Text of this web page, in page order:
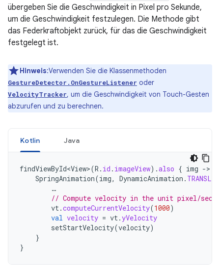
übergeben Sie die Geschwindigkeit in Pixel pro Sekunde,
um die Geschwindigkeit festzulegen. Die Methode gibt
das Federkraftobjekt zurück, für das die Geschwindigkeit
festgelegt ist.
Hinweis:Verwenden Sie die Klassenmethoden
GestureDetector.OnGestureListener oder
VelocityTracker, um die Geschwindigkeit von Touch-Gesten
abzurufen und zu berechnen.
Kotlin Java
findViewById<View>(R . id . imageView).also { img -
SpringAnimation(img, DynamicAnimation .
…
// Compute velocity in the unit pixel/
vt.computeCurrentVelocity(1000)
val velocity = vt.yVelocity
setStartVelocity(velocity)
}
}